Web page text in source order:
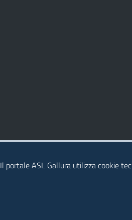
Il portale ASL Gallura utilizza cookie